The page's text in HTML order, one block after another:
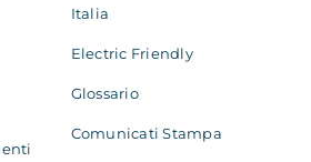
Italia
Electric Friendly
Glossario
Comunicati Stampa